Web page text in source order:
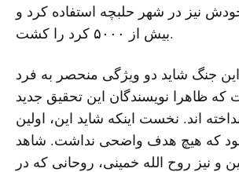
نیز در شهر حلبچه استفاده کرد و
بیش از ۵۰۰۰ کرد را کشت.
جنگ شاید دو ویژگی منحصر به فرد
ظاهرا نویسندگان این تحقیق جدید
اند. نخست اینکه شاید این، اولین
که هیچ هدف واضحی نداشت. شاهد
و نیز روح الله خمینی، روحانی که در